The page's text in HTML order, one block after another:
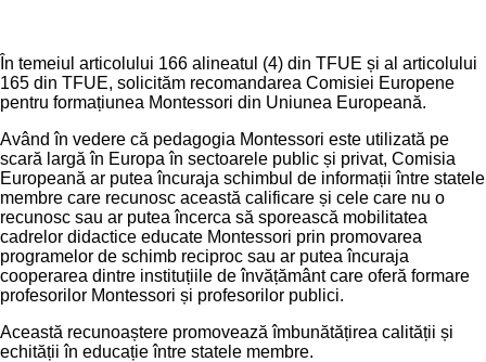
În temeiul articolului 166 alineatul (4) din TFUE și al articolului
165 din TFUE, solicităm recomandarea Comisiei Europene
pentru formațiunea Montessori din Uniunea Europeană.
Având în vedere că pedagogia Montessori este utilizată pe
scară largă în Europa în sectoarele public și privat, Comisia
Europeană ar putea încuraja schimbul de informații între statele
membre care recunosc această calificare și cele care nu o
recunosc sau ar putea încerca să sporească mobilitatea
cadrelor didactice educate Montessori prin promovarea
programelor de schimb reciproc sau ar putea încuraja
cooperarea dintre instituțiile de învățământ care oferă formare
profesorilor Montessori și profesorilor publici.
Această recunoaștere promovează îmbunătățirea calității și
echității în educație între statele membre.